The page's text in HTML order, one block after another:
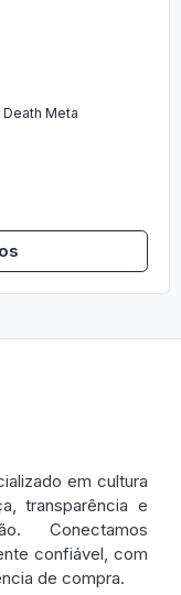
Meta
em cultura
transparência e
Conectamos
confiável, com
de compra.